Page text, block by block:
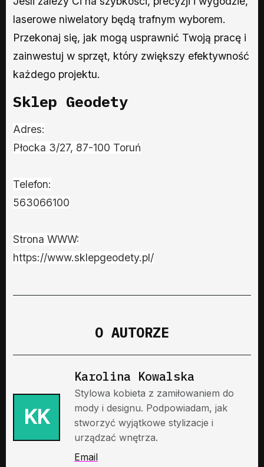
laserowe niwelatory będą trafnym wyborem.
Przekonaj się, jak mogą usprawnić Twoją pracę i
zainwestuj w sprzęt, który zwiększy efektywność
każdego projektu.
Sklep Geodety
Adres:
Płocka 3/27, 87-100 Toruń
Telefon:
563066100
Strona WWW:
https://www.sklepgeodety.pl/
O AUTORZE
KK
Karolina Kowalska
Stylowa kobieta z zamiłowaniem do
mody i designu. Podpowiadam, jak
stworzyć wyjątkowe stylizacje i
urządzać wnętrza.
Email